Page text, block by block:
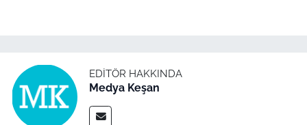
EDITÖR HAKKINDA
Medya Keşan
English News
Canlı Maç